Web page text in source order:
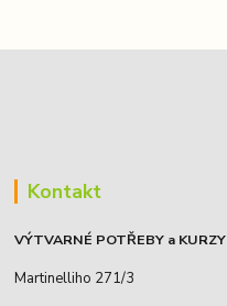
Kontakt
VÝTVARNÉ POTŘEBY a KURZY
Martinelliho 271/3